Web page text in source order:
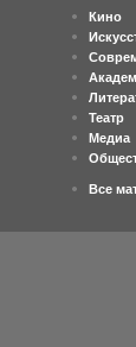
Кино
Театр
Медиа
Все